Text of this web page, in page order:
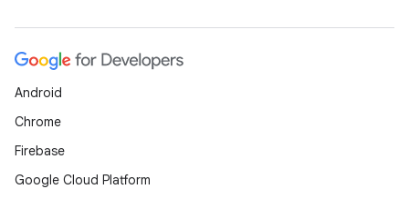
Android
Chrome
Firebase
Google Cloud Platform